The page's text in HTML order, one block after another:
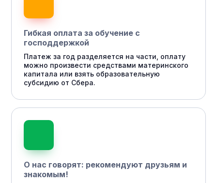
Гибкая оплата за обучение с
господдержкой
Платеж за год разделяется на части, оплату
можно произвести средствами материнского
капитала или взять образовательную
субсидию от Сбера.
О нас говорят: рекомендуют друзьям и
знакомым!